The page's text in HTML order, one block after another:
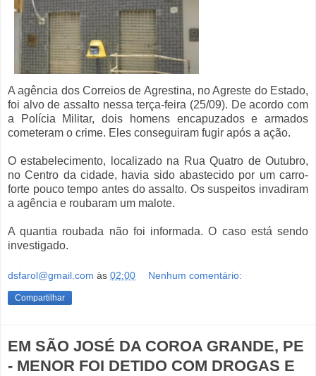
A agência dos Correios de Agrestina, no Agreste do Estado,
foi alvo de assalto nessa terça-feira (25/09). De acordo com
a Polícia Militar, dois homens encapuzados e armados
cometeram o crime. Eles conseguiram fugir após a ação.
O estabelecimento, localizado na Rua Quatro de Outubro,
no Centro da cidade, havia sido abastecido por um carro-
forte pouco tempo antes do assalto. Os suspeitos invadiram
a agência e roubaram um malote.
A quantia roubada não foi informada. O caso está sendo
investigado.
dsfarol@gmail.com às 02:00 Nenhum comentário:
Compartilhar
EM SÃO JOSÉ DA COROA GRANDE, PE
- MENOR FOI DETIDO COM DROGAS E